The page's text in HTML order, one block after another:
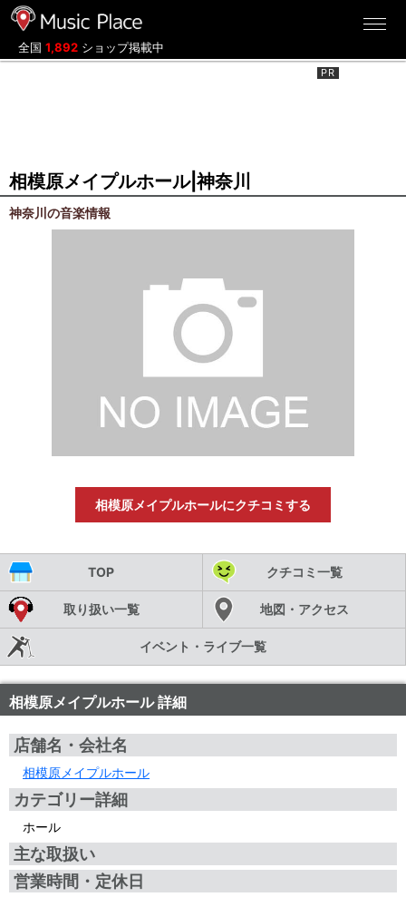
全国 1,892 ショップ掲載中
相模原メイプルホール|神奈川
神奈川の音楽情報
相模原メイプルホールにクチコミする
TOP クチコミ一覧
取り扱い一覧 地図・アクセス
イベント・ライブ一覧
相模原メイプルホール 詳細
店舗名・会社名
相模原メイプルホール
カテゴリー詳細
ホール
主な取扱い
営業時間・定休日